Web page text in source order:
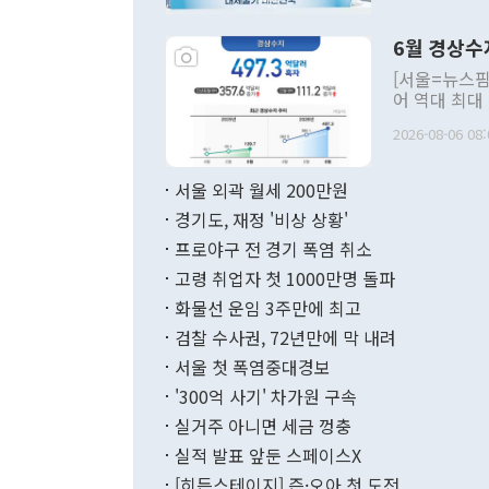
주의적 희망
관의 대북
관 부처 장
관의 무리한
다. [정동영 통일부 장관이 지난달 23일 오후 서울 종로구 정부서울청사에
무너졌다고
함께 4자 대
6월 경상
[서울=뉴스
어 역대 최
료=한국은행] 한국은행이 6일 발표한 '2026년 6월 국제수지(잠정)'
며 월간 기
196.9% 급
수출은
기록했지만
2026-08-06
서울 외곽 월세 200만원
경기도, 재정 '비상 상황'
프로야구 전 경기 폭염 취소
고령 취업자 첫 1000만명 돌파
화물선 운임 3주만에 최고
검찰 수사권, 72년만에 막 내려
서울 첫 폭염중대경보
'300억 사기' 차가원 구속
실거주 아니면 세금 껑충
실적 발표 앞둔 스페이스X